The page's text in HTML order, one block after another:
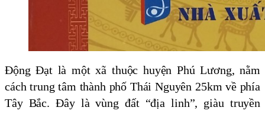
Động Đạt là một xã thuộc huyện Phú Lương, nằm
cách trung tâm thành phố Thái Nguyên 25km về phía
Tây Bắc. Đây là vùng đất “địa linh”, giàu truyền